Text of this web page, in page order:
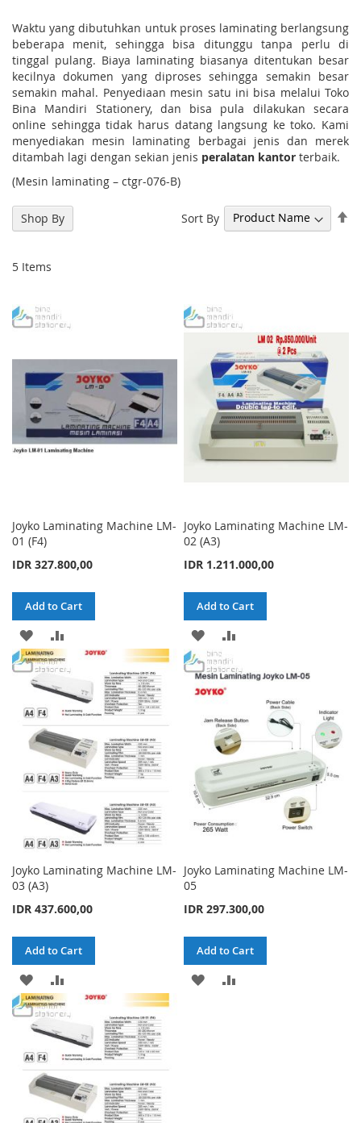
Waktu yang dibutuhkan untuk proses laminating berlangsung
beberapa menit, sehingga bisa ditunggu tanpa perlu di
tinggal pulang. Biaya laminating biasanya ditentukan besar
kecilnya dokumen yang diproses sehingga semakin besar
semakin mahal. Penyediaan mesin satu ini bisa melalui Toko
Bina Mandiri Stationery, dan bisa pula dilakukan secara
online sehingga tidak harus datang langsung ke toko. Kami
menyediakan mesin laminating berbagai jenis dan merek
ditambah lagi dengan sekian jenis peralatan kantor terbaik.
(Mesin laminating – ctgr-076-B)
5 Items
Sort By
Joyko Laminating Machine LM-
01 (F4)
IDR 327.800,00
Add to Cart
ADD
TO
WISH
LIST
TO
COMPARE
Joyko Laminating Machine LM-
02 (A3)
IDR 1.211.000,00
Add to Cart
ADD
TO
WISH
LIST
Joyko Laminating Machine LM-
03 (A3)
IDR 437.600,00
Add to Cart
ADD
TO
WISH
LIST
TO
COMPARE
Joyko Laminating Machine LM-
05
IDR 297.300,00
Add to Cart
ADD
Shop By